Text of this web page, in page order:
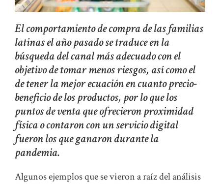
El comportamiento de compra de las familias
latinas el año pasado se traduce en la
búsqueda del canal más adecuado con el
objetivo de tomar menos riesgos, así como el
de tener la mejor ecuación en cuanto precio-
beneficio de los productos, por lo que los
puntos de venta que ofrecieron proximidad
física o contaron con un servicio digital
fueron los que ganaron durante la
pandemia.
Algunos ejemplos que se vieron a raíz del análisis